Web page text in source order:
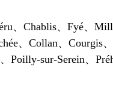
、Chablis、Fyé、
、Collan、Courgis、
Poilly-sur-Serein、